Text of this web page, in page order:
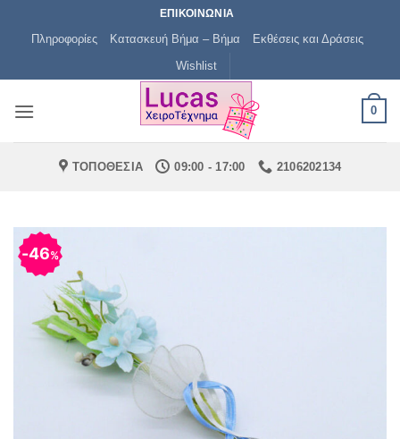
ΕΠΙΚΟΙΝΩΝΙΑ
Πληροφορίες Κατασκευή Βήμα – Βήμα
Εκθέσεις και Δράσεις
Wishlist
0
ΤΟΠΟΘΕΣΙΑ 09:00 - 17:00 2106202134
46%